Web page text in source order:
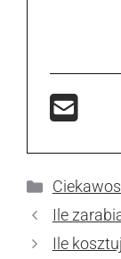
Kategorie
Ile
Ile